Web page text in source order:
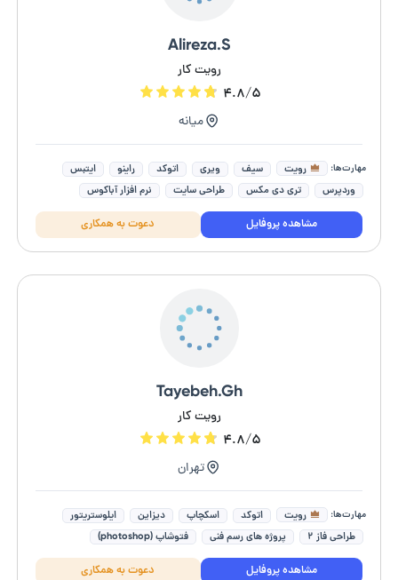
Alireza.S
رویت کار
۴.۸/۵
میانه
مهارت‌ها: رویت سیف ویری اتوکد راینو
ایتبس
وردپرس
تری دی مکس طراحی سایت نرم افزار آباکوس
مشاهده پروفایل دعوت به همکاری
Tayebeh.Gh
رویت کار
۴.۸/۵
تهران
مهارت‌ها: رویت اتوکد اسکچاپ دیزاین
ایلوستریتور
طراحی فاز ۲
پروژه های رسم فنی
فتوشاپ (photoshop)
طراحی غرفه های نمایشگاهی
سه بعدی سازی و نقشه های ساختی
مشاهده پروفایل دعوت به همکاری